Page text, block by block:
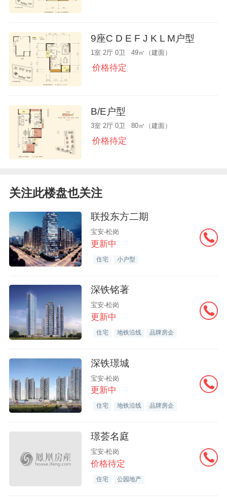
9座C D E F J K L M户型
1室 2厅 0卫 49㎡（建面）
价格待定
B/E户型
3室 2厅 0卫 80㎡（建面）
价格待定
关注此楼盘也关注
联投东方二期
宝安-松岗
更新中
住宅 小户型
深铁铭著
宝安-松岗
更新中
住宅 地铁沿线 品牌房企
深铁璟城
宝安-松岗
更新中
住宅 地铁沿线 品牌房企
璟荟名庭
宝安-松岗
价格待定
住宅 公园地产